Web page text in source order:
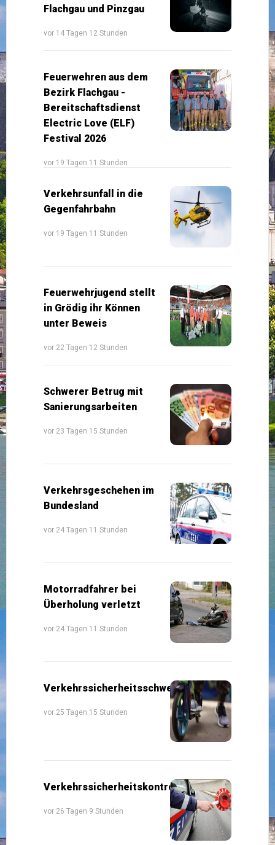
Flachgau und Pinzgau
vor 14 Tagen 12 Stunden
Feuerwehren aus dem
Bezirk Flachgau -
Bereitschaftsdienst
Electric Love (ELF)
Festival 2026
vor 19 Tagen 11 Stunden
Verkehrsunfall in die
Gegenfahrbahn
vor 19 Tagen 11 Stunden
Feuerwehrjugend stellt
in Grödig ihr Können
unter Beweis
vor 22 Tagen 12 Stunden
Schwerer Betrug mit
Sanierungsarbeiten
vor 23 Tagen 15 Stunden
Verkehrsgeschehen im
Bundesland
vor 24 Tagen 11 Stunden
Motorradfahrer bei
Überholung verletzt
vor 24 Tagen 11 Stunden
Verkehrssicherheitsschwerpunkte
vor 25 Tagen 15 Stunden
Verkehrssicherheitskontrollen
vor 26 Tagen 9 Stunden